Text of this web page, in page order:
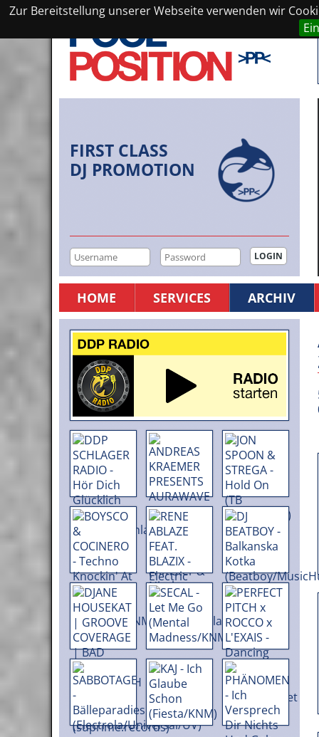
Zur Bereitstellung unserer Webseite verwenden wir
FIRST CLASS
DJ PROMOTION
HOME SERVICES ARCHIV